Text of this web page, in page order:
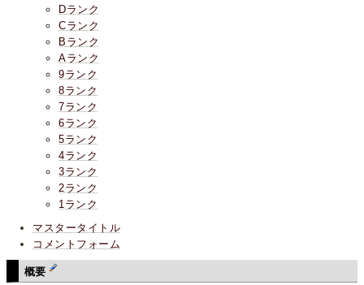
Dランク
Cランク
Bランク
Aランク
9ランク
8ランク
7ランク
6ランク
5ランク
4ランク
3ランク
2ランク
1ランク
マスタータイトル
コメントフォーム
概要